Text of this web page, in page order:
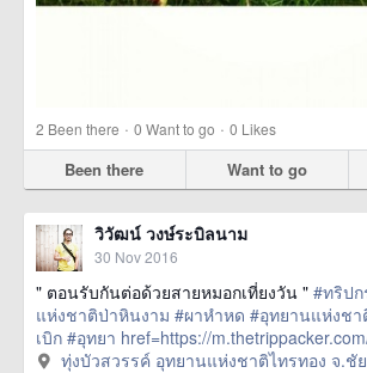
2 Been there · 0 Want to go · 0 Likes
Been there Want to go
วิวัฒน์ วงษ์ระบิลนาม
30 Nov 2016
" ตอนรับกันต่อด้วยสายหมอกเที่ยงวัน " #ทริปก
แห่งชาติป่าหินงาม #ผาหำหด #อุทยานแห่งชา
เบิก #อุทยา href=https://
สวรรค์อุทยานแห่งชาติไทรทองจชัยภูมิ/
ทุ่งบัวสวรรค์ อุทยานแห่งชาติไทรทอง จ.ชั